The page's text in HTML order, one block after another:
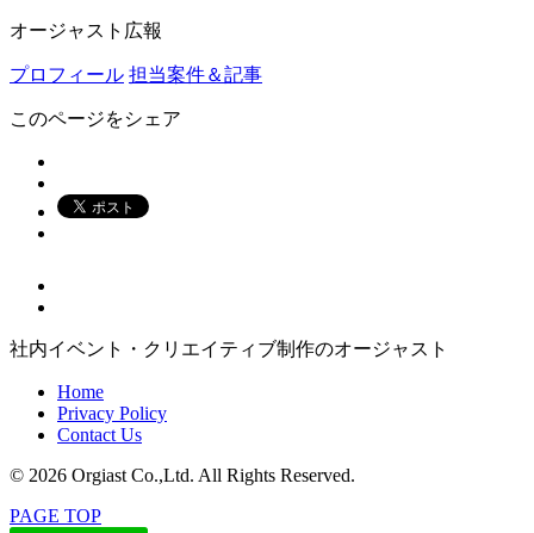
オージャスト広報
プロフィール 担当案件＆記事
このページをシェア
社内イベント・クリエイティブ制作のオージャスト
Home
Privacy Policy
Contact Us
© 2026 Orgiast Co.,Ltd. All Rights Reserved.
PAGE TOP